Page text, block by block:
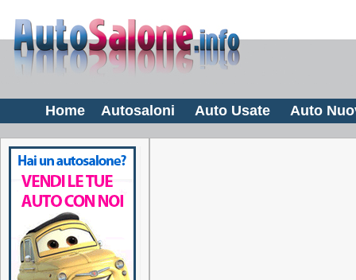
Home Autosaloni Auto Usate Auto